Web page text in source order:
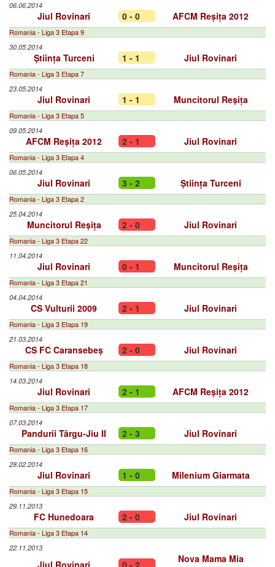
06.06.2014
Jiul Rovinari 0 - 0 AFCM Reșița 2012
Romania - Liga 3 Etapa 9
30.05.2014
Știința Turceni 1 - 1 Jiul Rovinari
Romania - Liga 3 Etapa 7
23.05.2014
Jiul Rovinari 1 - 1 Muncitorul Reșița
Romania - Liga 3 Etapa 5
09.05.2014
AFCM Reșița 2012 2 - 1 Jiul Rovinari
Romania - Liga 3 Etapa 4
06.05.2014
Jiul Rovinari 3 - 2 Știința Turceni
Romania - Liga 3 Etapa 2
25.04.2014
Muncitorul Reșița 2 - 0 Jiul Rovinari
Romania - Liga 3 Etapa 22
11.04.2014
Jiul Rovinari 0 - 1 Muncitorul Reșița
Romania - Liga 3 Etapa 21
04.04.2014
CS Vulturii 2009 2 - 1 Jiul Rovinari
Romania - Liga 3 Etapa 19
21.03.2014
CS FC Caransebeș 2 - 0 Jiul Rovinari
Romania - Liga 3 Etapa 18
14.03.2014
Jiul Rovinari 2 - 1 AFCM Reșița 2012
Romania - Liga 3 Etapa 17
07.03.2014
Pandurii Târgu-Jiu II 2 - 3 Jiul Rovinari
Romania - Liga 3 Etapa 16
28.02.2014
Jiul Rovinari 1 - 0 Milenium Giarmata
Romania - Liga 3 Etapa 15
29.11.2013
FC Hunedoara 2 - 0 Jiul Rovinari
Romania - Liga 3 Etapa 14
22.11.2013
Jiul Rovinari 0 - 2
Nova Mama Mia